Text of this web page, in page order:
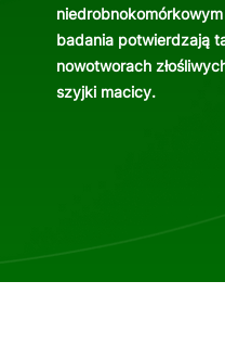
badania potwierdzają
nowotworach
szyjki macicy.